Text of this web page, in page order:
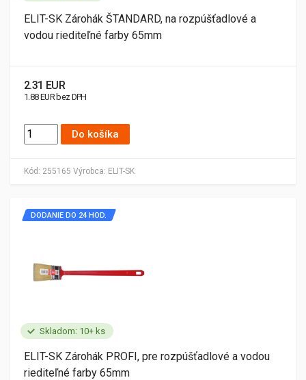
Kód: 255165 Výrobca: ELIT-SK
ELIT-SK Zárohák ŠTANDARD, na rozpúšťadlové a
vodou riediteľné farby 65mm
2.31 EUR
1.88 EUR bez DPH
Do košíka
Skladom: 10+ ks
DODANIE DO 24 HOD.
ELIT-SK Zárohák PROFI, pre rozpúšťadlové a vodou
riediteľné farby 65mm